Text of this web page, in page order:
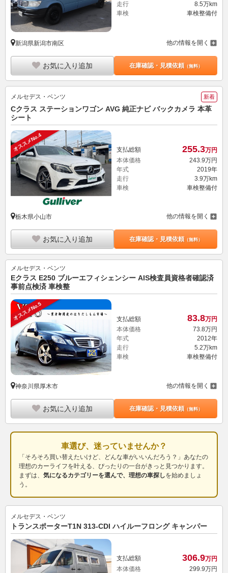
走行
8.5万km
車検
車検整備付
新潟県新潟市南区 他の情報を開く
お気に入り追加 在庫確認・見積依頼（無料）
メルセデス・ベンツ 新着
Cクラス ステーションワゴン AVG 純正ナビ バックカメラ 本革
シート
オススメNo.4 支払総額 255.3万円
本体価格
243. 9万円
年式
2019年
走行
3.9万km
車検
車検整備付
栃木県小山市 他の情報を開く
お気に入り追加 在庫確認・見積依頼（無料）
メルセデス・ベンツ
Eクラス E250 ブルーエフィシェンシー AIS検査員資格者確認済
事前点検済 車検整
オススメNo.5 支払総額 83.8万円
本体価格
73.8万円
年式
2012年
走行
5.2万km
車検
車検整備付
神奈川県厚木市 他の情報を開く
お気に入り追加 在庫確認・見積依頼（無料）
車選び、迷っていませんか？
「そろそろ買い替えたいけど、どんな車がいいんだろう？」あなたの
理想のカーライフを叶える、ぴったりの一台がきっと見つかります。
まずは、 気になるカテゴリーを選んで、理想の車探しを始めましょ
う。
メルセデス・ベンツ
トランスポーターT1N 313-CDI ハイルーフロング キャンパー
支払総額 306.9万円
本体価格
299. 9万円